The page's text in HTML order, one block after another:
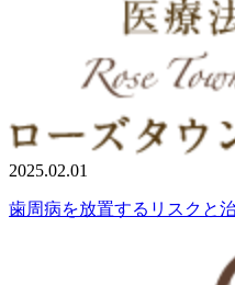
2025.02.01
歯周病を放置するリスクと